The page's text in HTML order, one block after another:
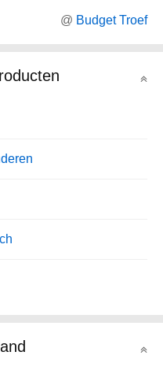
@ Budget Troef